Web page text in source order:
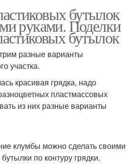
бутылок
руками. Поделки
бутылок
разные варианты
участка.
красивая грядка, надо
пластмассовых
из них разные варианты
клумбы можно сделать своими
по контуру грядки.